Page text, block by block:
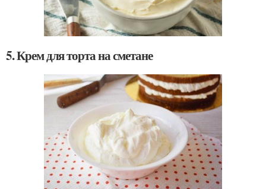
5. Крем для торта на сметане